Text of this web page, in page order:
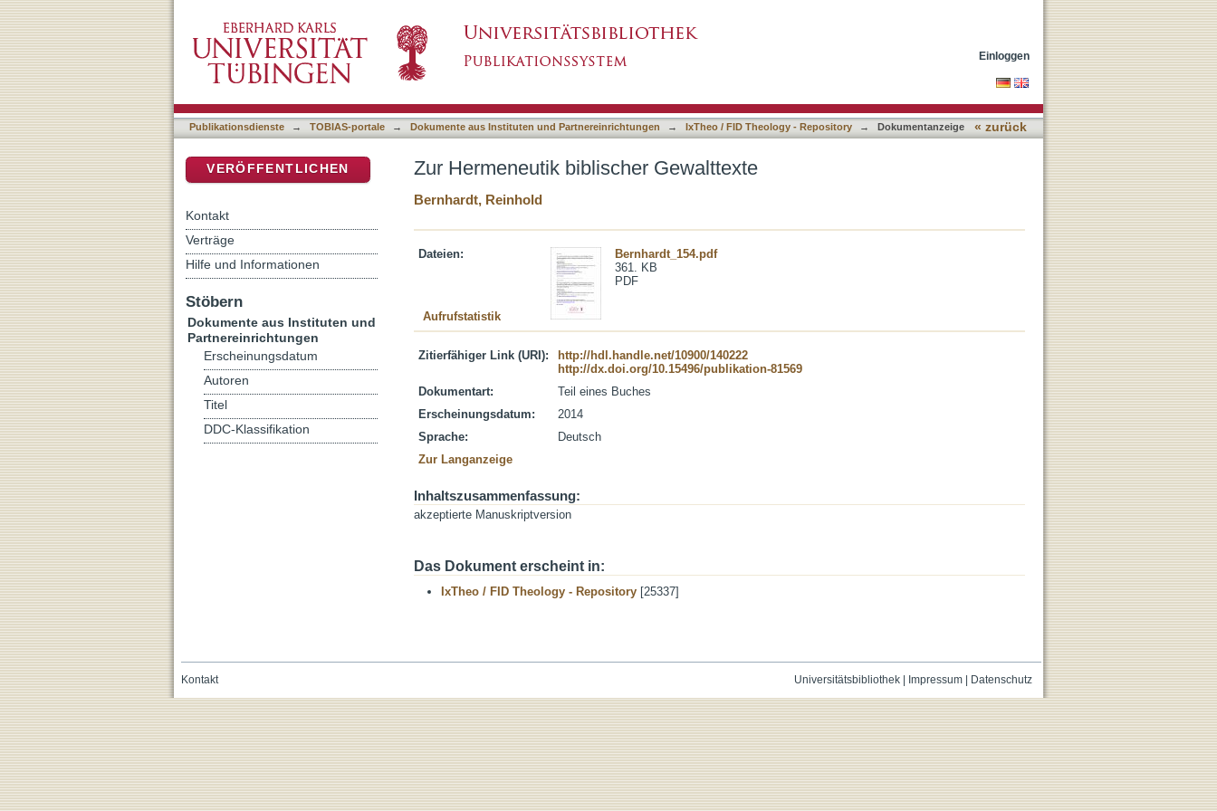
Einloggen
Publikationsdienste → TOBIAS-portale → Dokumente aus Instituten und Partnereinrichtungen → IxTheo / FID Theology - Repository → Dokumentanzeige « zurück
Zur Hermeneutik biblischer Gewalttexte
Bernhardt, Reinhold
Dateien:
Bernhardt_154.pdf
361. KB
PDF
Aufrufstatistik
Zitierfähiger Link (URI):
http://hdl.handle.net/10900/140222
http://dx.doi.org/10.15496/publikation-81569
Dokumentart:
Teil eines Buches
Erscheinungsdatum:
2014
Sprache:
Deutsch
Zur Langanzeige
Inhaltszusammenfassung:
akzeptierte Manuskriptversion
Das Dokument erscheint in:
IxTheo / FID Theology - Repository [25337]
VERÖFFENTLICHEN
Kontakt
Verträge
Hilfe und Informationen
Stöbern
Dokumente aus Instituten und
Partnereinrichtungen
Erscheinungsdatum
Autoren
Titel
DDC-Klassifikation
Universitätsbibliothek| Impressum| Datenschutz
Kontakt